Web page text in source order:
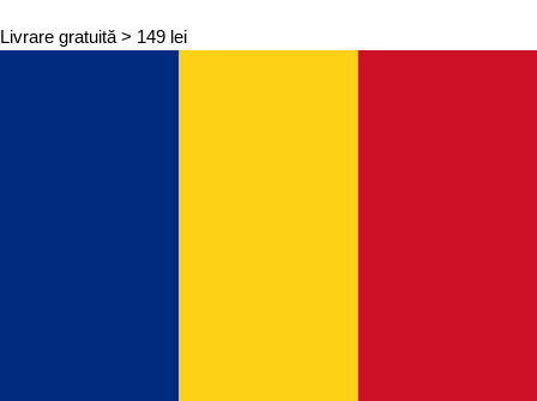
Livrare gratuită > 149 lei